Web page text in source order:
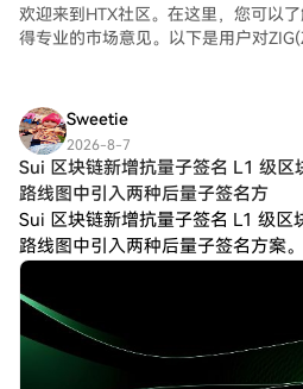
欢迎来到HTX社区。在这里，您可以
得专业的市场意见。以下是用户对
Sweetie
2026-8-7
Sui 区块链新增抗量子签名 L1 级区
路线图中引入两种后量子签名方
Sui 区块链新增抗量子签名 L1 级区
路线图中引入两种后量子签名方案
户和智能合约免受未来量子计算威
户添加 ML-DSA